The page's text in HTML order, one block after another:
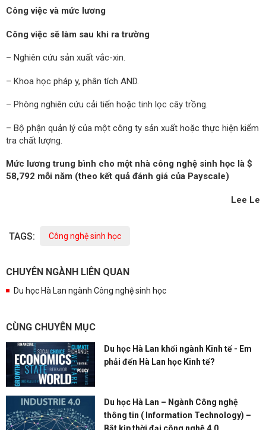
Công việc và mức lương
Công việc sẽ làm sau khi ra trường
– Nghiên cứu sản xuất vắc-xin.
– Khoa học pháp y, phân tích AND.
– Phòng nghiên cứu cải tiến hoặc tinh lọc cây trồng.
– Bộ phận quản lý của một công ty sản xuất hoặc thực hiện kiểm
tra chất lượng.
Mức lương trung bình cho một nhà công nghệ sinh học là $
58,792 mỗi năm (theo kết quả đánh giá của Payscale)
Lee Le
TAGS: Công nghệ sinh học
CHUYÊN NGÀNH LIÊN QUAN
Du học Hà Lan ngành Công nghệ sinh học
CÙNG CHUYÊN MỤC
Du học Hà Lan khối ngành Kinh tế - Em
phải đến Hà Lan học Kinh tế?
Du học Hà Lan – Ngành Công nghệ
thông tin ( Information Technology) –